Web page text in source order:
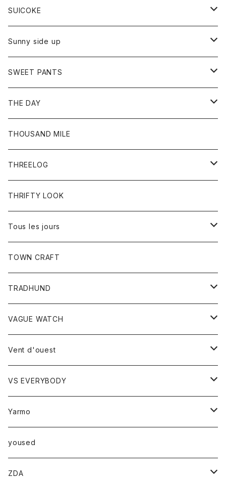
パンツ
カットソー
カーディガン
ワンピース
コート
パンツ
オーバーオール
バッグ
アクセサリー
ブレスレット
リング
SUICOKE
ブーツ
サンダル
Sunny side up
アウター
Ｇジャン
ボトム
ジーンズ
SWEET PANTS
ボトム
ショートパンツ
THE DAY
トップス
Tシャツ
THOUSAND MILE
THREELOG
トップス
Tシャツ
THRIFTY LOOK
Tous les jours
トップス
レディース
カットソー
TOWN CRAFT
TRADHUND
セーター
ベスト
VAGUE WATCH
時計
Vent d'ouest
ボトム
スカート
トップス
ベスト
VS EVERYBODY
トップス
Ｔシャツ
Yarmo
アウター
コート
小物
yoused
ZDA